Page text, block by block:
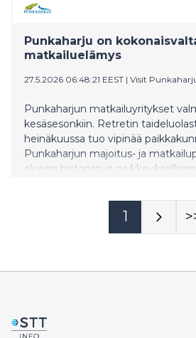
Punkaharju on
matkailuelämys
27.5.2026 06:48:21 EEST | Visit
Punkaharjun matkailuyritykset
kesäsesonkiin. Retretin
heinäkuussa tuo vipinää
Punkaharjun majoitus- ja
alueen historian ja
kokonaisvaltainen elämys.
1